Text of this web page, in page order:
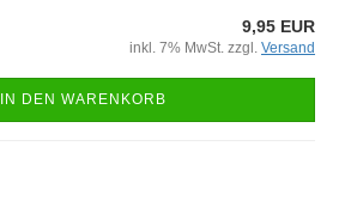
9,95 EUR
inkl. 7% MwSt. zzgl. Versand
IN DEN WARENKORB